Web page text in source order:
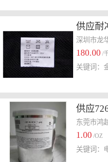
供应耐
弯边缘
深圳市龙
180.00 /
供应
东莞市鸿
1.00 /OZ